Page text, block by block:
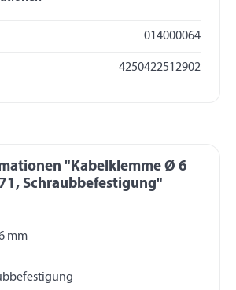
014000064
4250422512902
"Kabelklemme Ø 6
Schraubbefestigung"
mm